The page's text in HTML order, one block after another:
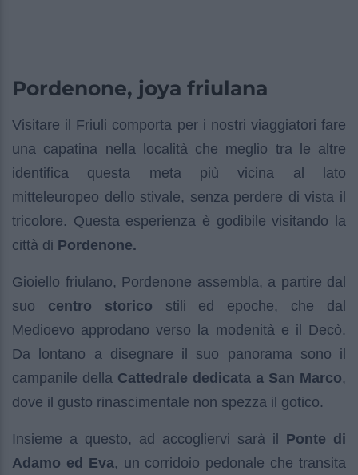
Pordenone, joya friulana
Visitare il Friuli comporta per i nostri viaggiatori fare
una capatina nella località che meglio tra le altre
identifica questa meta più vicina al lato
mitteleuropeo dello stivale, senza perdere di vista il
tricolore. Questa esperienza è godibile visitando la
città di Pordenone.
Gioiello friulano, Pordenone assembla, a partire dal
suo centro storico stili ed epoche, che dal
Medioevo approdano verso la modenità e il Decò.
Da lontano a disegnare il suo panorama sono il
campanile della Cattedrale dedicata a San Marco,
dove il gusto rinascimentale non spezza il gotico.
Insieme a questo, ad accogliervi sarà il Ponte di
Adamo ed Eva, un corridoio pedonale che transita